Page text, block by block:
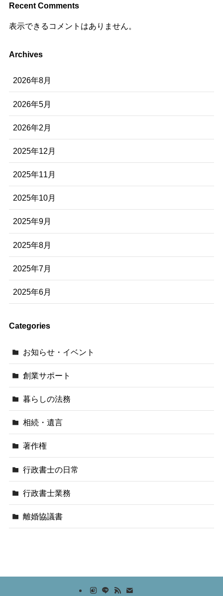
Recent Comments
表示できるコメントはありません。
Archives
2026年8月
2026年5月
2026年2月
2025年12月
2025年11月
2025年10月
2025年9月
2025年8月
2025年7月
2025年6月
Categories
お知らせ・イベント
創業サポート
暮らしの法務
相続・遺言
著作権
行政書士の日常
行政書士業務
離婚協議書